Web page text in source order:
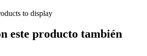
to display
este producto también